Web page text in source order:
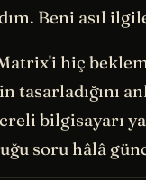
Beni asıl
hiç
tasarladığını
bilgisayarı
soru hâlâ